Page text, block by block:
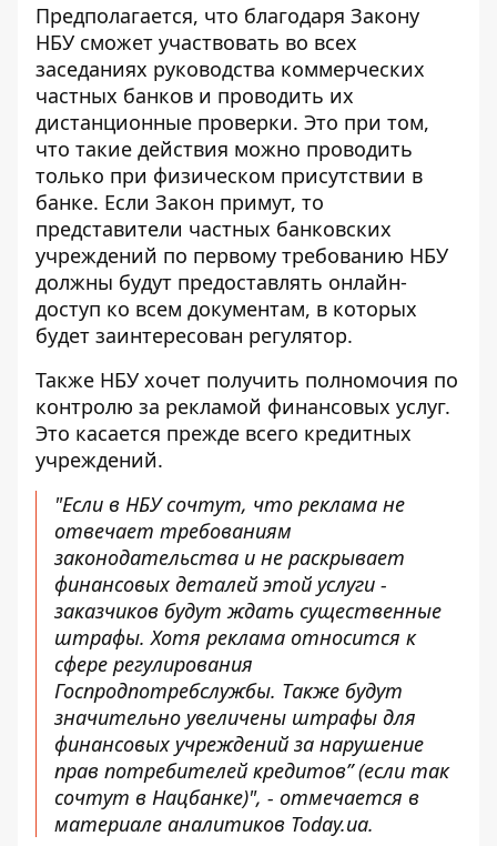
Предполагается, что благодаря Закону
НБУ сможет участвовать во всех
заседаниях руководства коммерческих
частных банков и проводить их
дистанционные проверки. Это при том,
что такие действия можно проводить
только при физическом присутствии в
банке. Если Закон примут, то
представители частных банковских
учреждений по первому требованию НБУ
должны будут предоставлять онлайн-
доступ ко всем документам, в которых
будет заинтересован регулятор.
Также НБУ хочет получить полномочия по
контролю за рекламой финансовых услуг.
Это касается прежде всего кредитных
учреждений.
"Если в НБУ сочтут, что реклама не
отвечает требованиям
законодательства и не раскрывает
финансовых деталей этой услуги -
заказчиков будут ждать существенные
штрафы. Хотя реклама относится к
сфере регулирования
Госпродпотребслужбы. Также будут
значительно увеличены штрафы для
финансовых учреждений за нарушение
прав потребителей кредитов” (если так
сочтут в Нацбанке)", - отмечается в
материале аналитиков Today.ua.